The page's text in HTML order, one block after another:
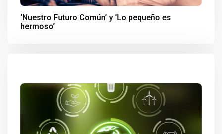
‘Nuestro Futuro Común’ y ‘Lo pequeño es
hermoso’